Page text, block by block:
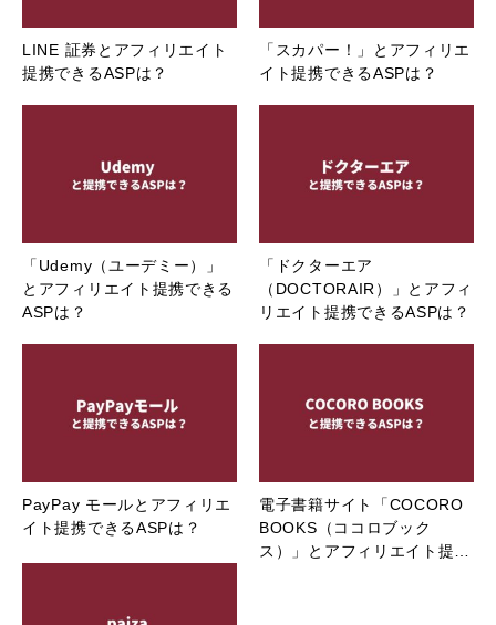
LINE 証券とアフィリエイト
提携できるASPは？
「スカパー！」とアフィリエ
イト提携できるASPは？
「Udemy（ユーデミー）」
とアフィリエイト提携できる
ASPは？
「ドクターエア
（DOCTORAIR）」とアフィ
リエイト提携できるASPは？
PayPay モールとアフィリエ
イト提携できるASPは？
電子書籍サイト「COCORO
BOOKS（ココロブック
ス）」とアフィリエイト提…